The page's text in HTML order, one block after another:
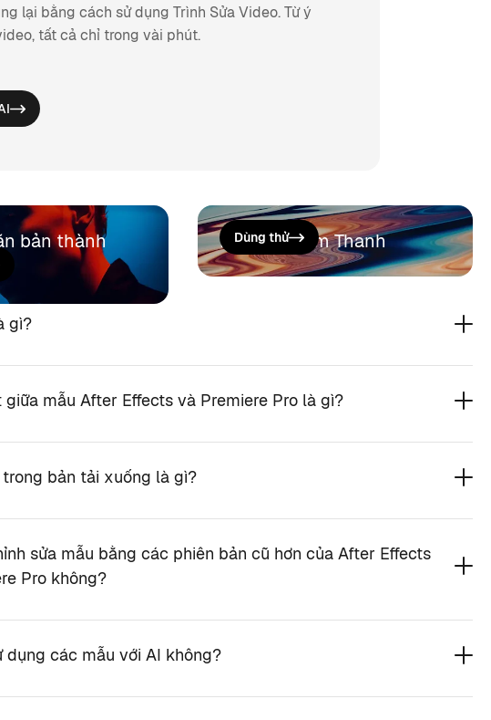
lại bằng cách sử dụng Trình Sửa Video. Từ ý
tất cả chỉ trong vài phút.
bản thành
Hiệu Ứng Âm Thanh
Dùng thử
gì?
giữa mẫu After Effects và Premiere Pro là gì?
bản tải xuống là gì?
sửa mẫu bằng các phiên bản cũ hơn của After Effects
Pro không?
dụng các mẫu với AI không?